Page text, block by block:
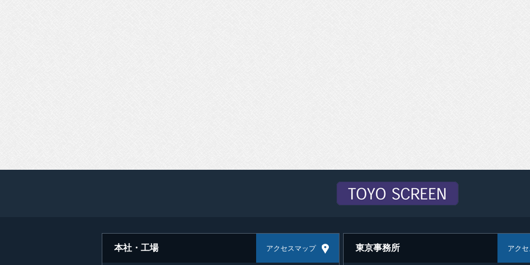
本社・工場 アクセスマップ 東京事務所 アク